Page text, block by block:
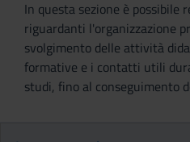
In questa sezione è possibile
riguardanti l'organizzazione
svolgimento delle attività
formative e i contatti utili
studi, fino al conseguimento